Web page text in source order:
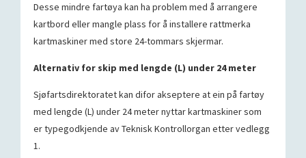
Desse mindre fartøya kan ha problem med å arrangere
kartbord eller mangle plass for å installere rattmerka
kartmaskiner med store 24-tommars skjermar.
Alternativ for skip med lengde (L) under 24 meter
Sjøfartsdirektoratet kan difor akseptere at ein på fartøy
med lengde (L) under 24 meter nyttar kartmaskiner som
er typegodkjende av Teknisk Kontrollorgan etter vedlegg
1.